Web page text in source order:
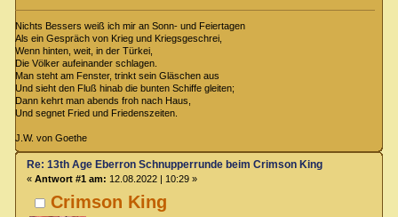
Nichts Bessers weiß ich mir an Sonn- und Feiertagen
Als ein Gespräch von Krieg und Kriegsgeschrei,
Wenn hinten, weit, in der Türkei,
Die Völker aufeinander schlagen.
Man steht am Fenster, trinkt sein Gläschen aus
Und sieht den Fluß hinab die bunten Schiffe gleiten;
Dann kehrt man abends froh nach Haus,
Und segnet Fried und Friedenszeiten.
J.W. von Goethe
Crimson King
Re: 13th Age Eberron Schnupperrunde beim Crimson King
« Antwort #1 am: 12.08.2022 | 10:29 »